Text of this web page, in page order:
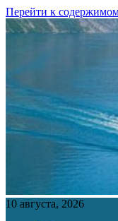
Перейти к
10 августа, 2026